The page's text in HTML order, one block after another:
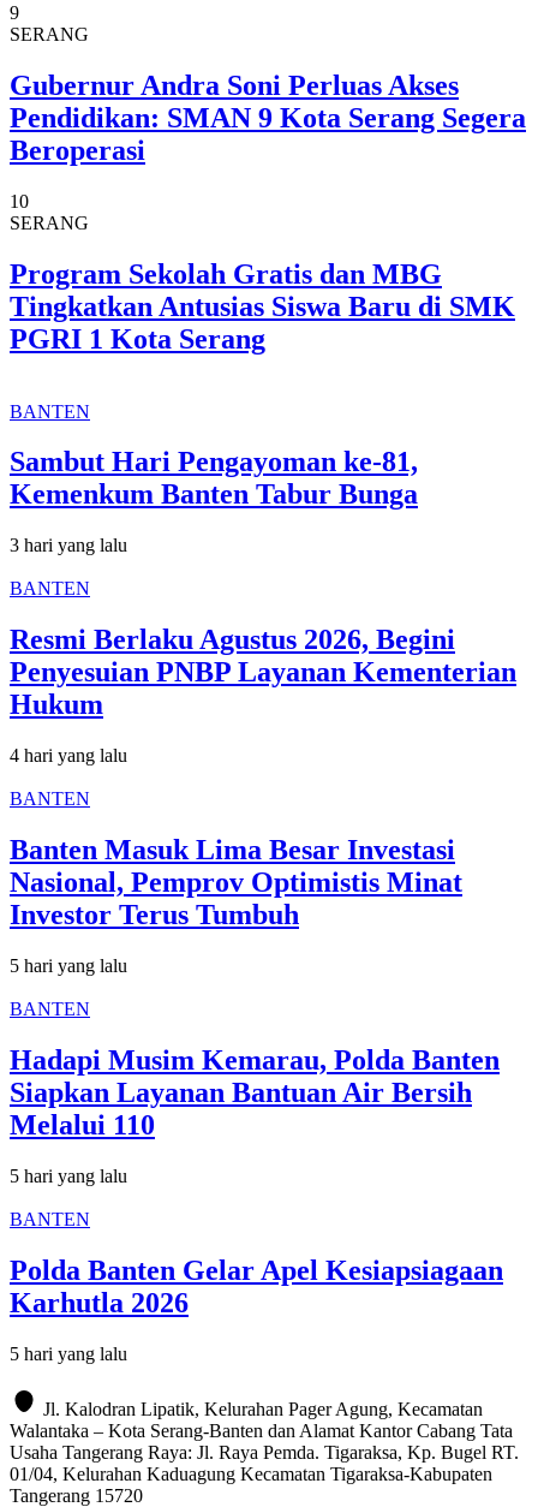
9
SERANG
Gubernur Andra Soni Perluas Akses
Pendidikan: SMAN 9 Kota Serang Segera
Beroperasi
10
SERANG
Program Sekolah Gratis dan MBG
Tingkatkan Antusias Siswa Baru di SMK
PGRI 1 Kota Serang
BANTEN
Sambut Hari Pengayoman ke-81,
Kemenkum Banten Tabur Bunga
3 hari yang lalu
BANTEN
Resmi Berlaku Agustus 2026, Begini
Penyesuian PNBP Layanan Kementerian
Hukum
4 hari yang lalu
BANTEN
Banten Masuk Lima Besar Investasi
Nasional, Pemprov Optimistis Minat
Investor Terus Tumbuh
5 hari yang lalu
BANTEN
Hadapi Musim Kemarau, Polda Banten
Siapkan Layanan Bantuan Air Bersih
Melalui 110
5 hari yang lalu
BANTEN
Polda Banten Gelar Apel Kesiapsiagaan
Karhutla 2026
5 hari yang lalu
Jl. Kalodran Lipatik, Kelurahan Pager Agung, Kecamatan
Walantaka – Kota Serang-Banten dan Alamat Kantor Cabang Tata
Usaha Tangerang Raya: Jl. Raya Pemda. Tigaraksa, Kp. Bugel RT.
01/04, Kelurahan Kaduagung Kecamatan Tigaraksa-Kabupaten
Tangerang 15720